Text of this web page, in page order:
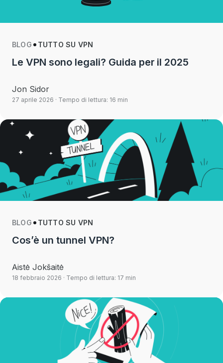
BLOG TUTTO SU VPN
Le VPN sono legali? Guida per il 2025
Jon Sidor
27 aprile 2026 · Tempo di lettura: 16 min
BLOG TUTTO SU VPN
Cos’è un tunnel VPN?
Aistė Jokšaitė
18 febbraio 2026 · Tempo di lettura: 17 min